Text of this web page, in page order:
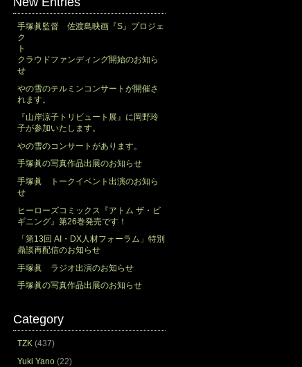
手塚眞監督 佐渡島映画『S』プロジェ
ク
ト
クラウドファンディング開始のお知ら
せ
やの雪のテルミンコンサートが開催さ
れます。
『山岸涼子トリビュート展』に岡野玲
子が参加いたします。
やの雪のコンサートがあります。
手塚眞の写真作品出展のお知らせ
手塚眞 トークイベント出演のお知ら
せ
ヒーローズコミックス『アトム ザ・ビ
ギニング』第26巻発売です！
「第13回 AI・DX人材フォーラム」特別
鼎談再配信のお知らせ
手塚眞 ラジオ出演のお知らせ
手塚眞の写真作品出展のお知らせ
Category
TZK (437)
Yuki Yano (22)